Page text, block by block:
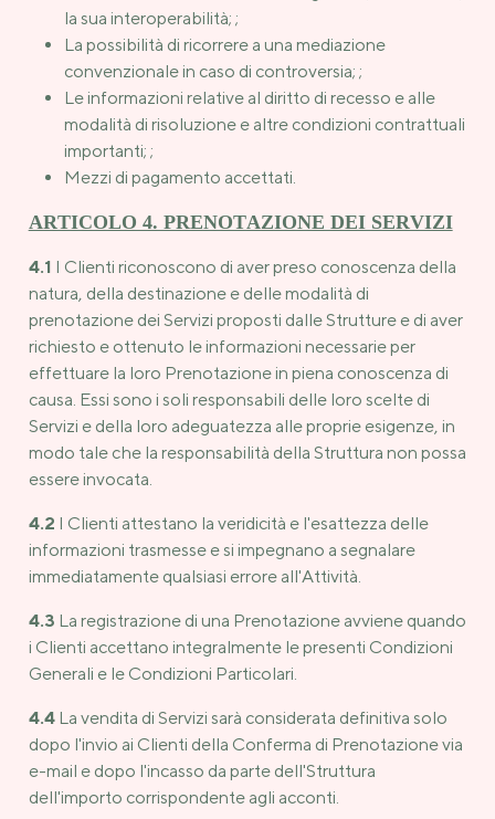
la sua interoperabilità; ;
La possibilità di ricorrere a una mediazione
convenzionale in caso di controversia; ;
Le informazioni relative al diritto di recesso e alle
modalità di risoluzione e altre condizioni contrattuali
importanti; ;
Mezzi di pagamento accettati.
ARTICOLO 4. PRENOTAZIONE DEI SERVIZI
4.1 I Clienti riconoscono di aver preso conoscenza della
natura, della destinazione e delle modalità di
prenotazione dei Servizi proposti dalle Strutture e di aver
richiesto e ottenuto le informazioni necessarie per
effettuare la loro Prenotazione in piena conoscenza di
causa. Essi sono i soli responsabili delle loro scelte di
Servizi e della loro adeguatezza alle proprie esigenze, in
modo tale che la responsabilità della Struttura non possa
essere invocata.
4.2 I Clienti attestano la veridicità e l'esattezza delle
informazioni trasmesse e si impegnano a segnalare
immediatamente qualsiasi errore all'Attività.
4.3 La registrazione di una Prenotazione avviene quando
i Clienti accettano integralmente le presenti Condizioni
Generali e le Condizioni Particolari.
4.4La vendita di Servizi sarà considerata definitiva solo
dopo l'invio ai Clienti della Conferma di Prenotazione via
e-mail e dopo l'incasso da parte dell'Struttura
dell'importo corrispondente agli acconti.